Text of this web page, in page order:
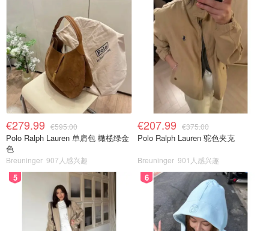
€279.99 €595.00
Polo Ralph Lauren 单肩包 橄榄绿金
色
Breuninger 907人感兴趣
€207.99 €375.00
Polo Ralph Lauren 驼色夹克
Breuninger 901人感兴趣
5 6